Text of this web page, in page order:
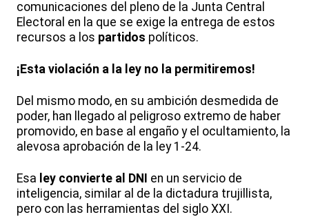
comunicaciones del pleno de la Junta Central
Electoral en la que se exige la entrega de estos
recursos a los partidos políticos.
¡Esta violación a la ley no la permitiremos!
Del mismo modo, en su ambición desmedida de
poder, han llegado al peligroso extremo de haber
promovido, en base al engaño y el ocultamiento, la
alevosa aprobación de la ley 1-24.
Esa ley convierte al DNI en un servicio de
inteligencia, similar al de la dictadura trujillista,
pero con las herramientas del siglo XXI.